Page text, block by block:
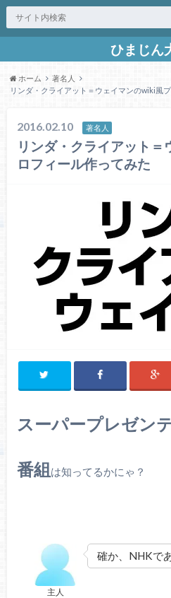
ひまじん
ホーム
著名人
リンダ・クライアット＝ウェイマンのwiki風
2016.02.10 著名人
リンダ・クライアット
ロフィール作ってみた
スーパープレゼン
番組は知ってるかにゃ？
主人
確か、NHKで